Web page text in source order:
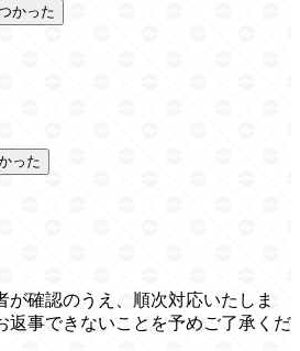
かった
った
が確認のうえ、順次対応いたしま
返事できないことを予めご了承くだ